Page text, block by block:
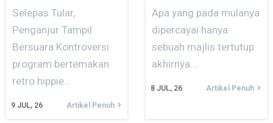
9 JUL, 26
Selepas Tular,
Penganjur Tampil
Bersuara Kontroversi
program bertemakan
retro hippie…
Artikel Penuh
8 JUL, 26
Apa yang pada mulanya
dipercayai hanya
sebuah majlis tertutup
akhirnya…
Artikel Penuh